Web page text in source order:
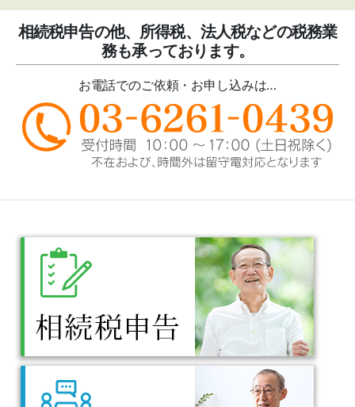
相続税申告の他、所得税、法人税などの税務業
務も承っております。
お電話でのご依頼・お申し込みは…